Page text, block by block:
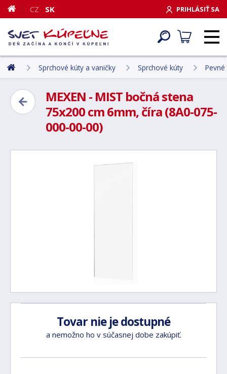
PRIHLÁSIŤ SA
CZ SK
Sprchové kúty a vaničky Sprchové kúty
MEXEN - MIST bočná stena
75x200 cm 6mm, číra (8A0-075-
000-00-00)
Tovar nie je dostupné
a nemožno ho v súčasnej dobe zakúpiť.